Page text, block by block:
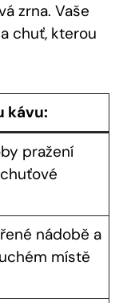
zrna. Vaše
chuť, kterou
kávu:
pražení
nádobě a
místě